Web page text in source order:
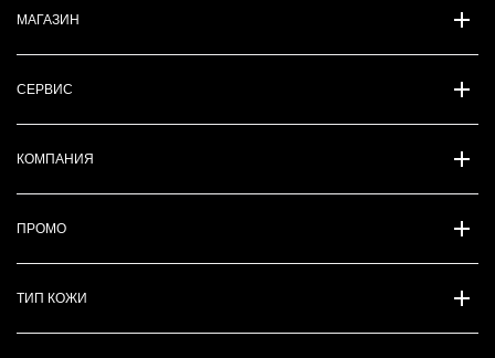
МАГАЗИН
СЕРВИС
КОМПАНИЯ
ПРОМО
ТИП КОЖИ